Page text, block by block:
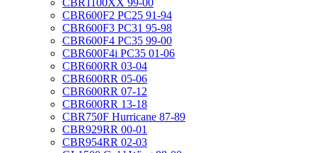
CBR1100XX 99-00
CBR600F2 PC25 91-94
CBR600F3 PC31 95-98
CBR600F4 PC35 99-00
CBR600F4i PC35 01-06
CBR600RR 03-04
CBR600RR 05-06
CBR600RR 07-12
CBR600RR 13-18
CBR750F Hurricane 87-89
CBR929RR 00-01
CBR954RR 02-03